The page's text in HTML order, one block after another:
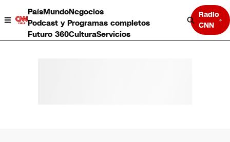
PaísMundoNegocios
Podcast y Programas completos
Futuro 360CulturaServicios
Radio
CNN